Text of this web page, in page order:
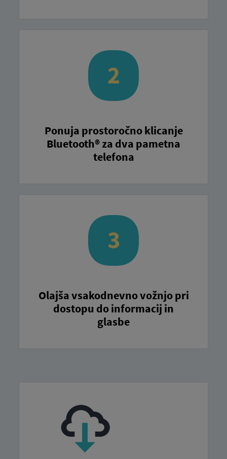
Ponuja prostoročno klicanje
Bluetooth® za dva pametna
telefona
Olajša vsakodnevno vožnjo pri
dostopu do informacij in
glasbe